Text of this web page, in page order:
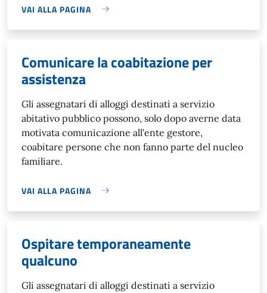
VAI ALLA PAGINA
Comunicare la coabitazione per
assistenza
Gli assegnatari di alloggi destinati a servizio
abitativo pubblico possono, solo dopo averne data
motivata comunicazione all'ente gestore,
coabitare persone che non fanno parte del nucleo
familiare.
VAI ALLA PAGINA
Ospitare temporaneamente
qualcuno
Gli assegnatari di alloggi destinati a servizio